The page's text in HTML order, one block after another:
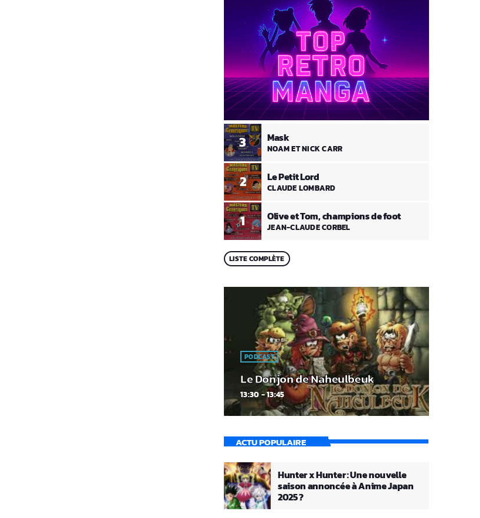
1 Olive et Tom, champions de foot
JEAN-CLAUDE CORBEL
2 Le Petit Lord
CLAUDE LOMBARD
3 Mask
NOAM ET NICK CARR
LISTE COMPLÈTE
PODCAST
Le Donjon de Naheulbeuk
13:30 - 13:45
ACTU POPULAIRE
Hunter x Hunter : Une nouvelle
saison annoncée à Anime Japan
2025 ?